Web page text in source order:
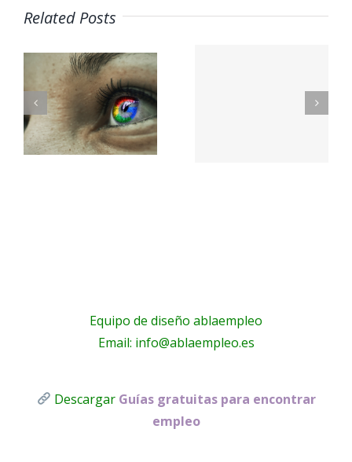
Related PostsPasos
que te
convertirán
en un
emprendedor
Análisis
que
Equipo de diseño ablaempleo
Email: info@ablaempleo.es
Descargar Guías gratuitas para encontrar
empleo